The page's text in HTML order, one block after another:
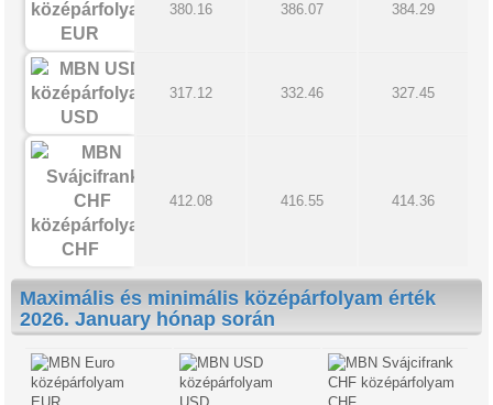
EUR
380.16 386.07 384.29
USD
317.12 332.46 327.45
CHF
412.08 416.55 414.36
Maximális és minimális középárfolyam érték
2026. January hónap során